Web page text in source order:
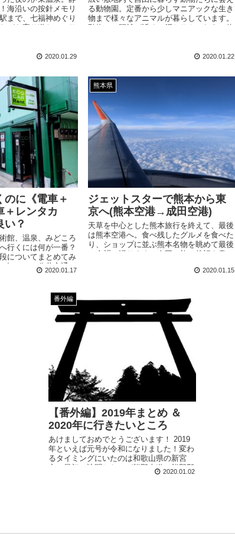
海沿いの按針メモリ
まで、七福神めぐり
がら寄り道たっぷり
2020.01.29
る動物園。定番から少しマニアックな生き
物まで様々なアニマルが暮らしています。
動物との距離が近く、餌やりやふれあい体
2020.01.22
のに《電車＋
＋レンタカ
い？
館、温泉、みどころ
行くには何が一番？
についてまとめてみ
》のフル公共交通
ー》の変則プラン、
2020.01.17
熊本県
ジェットスターで熊本から東
京へ(熊本空港→成田空港)
天草を中心とした熊本旅行を終えて、最後
は熊本空港へ。食べ残したグルメを食べた
り、ショップに並ぶ熊本名物を眺めて最後
の余韻に浸ります。今回の旅の後記も書い
2020.01.15
番外編
【番外編】2019年まとめ ＆
2020年に行きたいところ
あけましておめでとうございます！ 2019
年といえば元号が令和になりました！変わ
るタイミングにいたのは和歌山県の新宮
市。最初に訪問したのが熊野古道＆熊野那
智大社という、思い出に残る改元となりま
で...
2020.01.02